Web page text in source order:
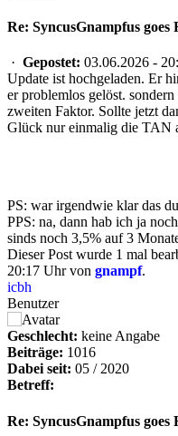
Re: SyncusGnampfus goes
· Gepostet: 03.06.2026 -
Update ist hochgeladen. Er
er problemlos gelöst.
zweiten Faktor. Sollte jetzt
Glück nur einmalig die TAN
PS: war irgendwie klar das
PPS: na, dann hab ich ja
sinds noch 3,5% auf 3
Dieser Post wurde 1 mal
20:17 Uhr von gnampf.
icbh
Benutzer
Geschlecht: keine Angabe
Beiträge: 1016
Dabei seit: 05 / 2020
Betreff:
Re: SyncusGnampfus goes